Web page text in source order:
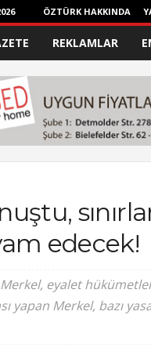
ÖZTÜRK HAKKINDA
REKLAMLAR
edecek!
eyalet
yapan Merkel, bazı